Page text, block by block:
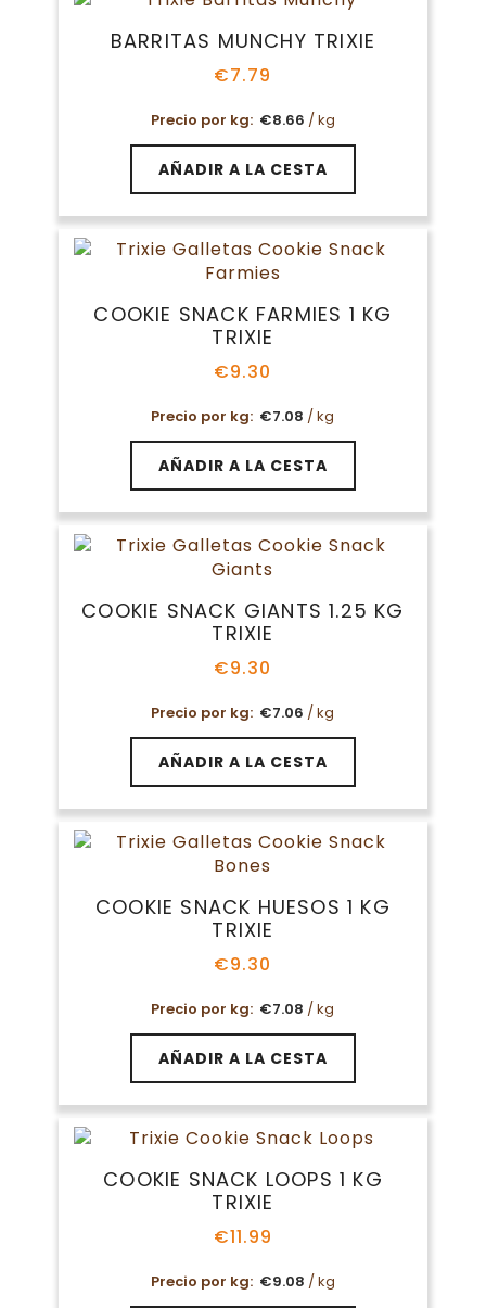
BARRITAS MUNCHY TRIXIE
€7.79
Precio por kg: €8.66 / kg
AÑADIR A LA CESTA
COOKIE SNACK FARMIES 1 KG
TRIXIE
€9.30
Precio por kg: €7.08 / kg
AÑADIR A LA CESTA
COOKIE SNACK GIANTS 1.25 KG
TRIXIE
€9.30
Precio por kg: €7.06 / kg
AÑADIR A LA CESTA
COOKIE SNACK HUESOS 1 KG
TRIXIE
€9.30
Precio por kg: €7.08 / kg
AÑADIR A LA CESTA
COOKIE SNACK LOOPS 1 KG
TRIXIE
€11.99
Precio por kg: €9.08 / kg